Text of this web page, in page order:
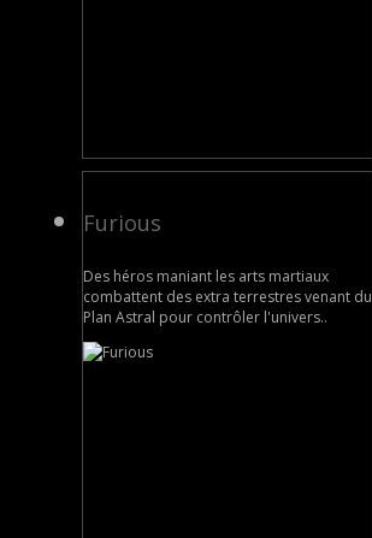
Furious
Des héros maniant les arts martiaux
combattent des extra terrestres venant du
Plan Astral pour contrôler l'univers..